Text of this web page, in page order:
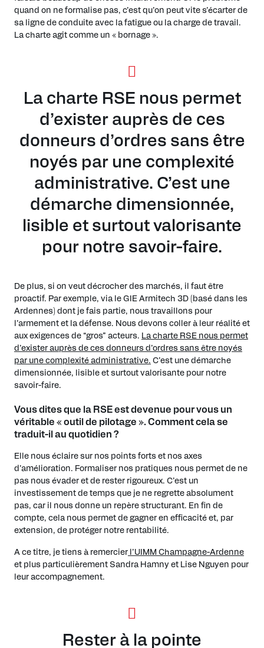
quand on ne formalise pas, c’est qu’on peut vite s’écarter de
sa ligne de conduite avec la fatigue ou la charge de travail.
La charte agit comme un « bornage ».
La charte RSE nous permet
d’exister auprès de ces
donneurs d’ordres sans être
noyés par une complexité
administrative. C’est une
démarche dimensionnée,
lisible et surtout valorisante
pour notre savoir-faire.
De plus, si on veut décrocher des marchés, il faut être
proactif. Par exemple, via le GIE Armitech 3D (basé dans les
Ardennes) dont je fais partie, nous travaillons pour
l’armement et la défense. Nous devons coller à leur réalité et
aux exigences de “gros” acteurs. La charte RSE nous permet
d’exister auprès de ces donneurs d’ordres sans être noyés
par une complexité administrative. C’est une démarche
dimensionnée, lisible et surtout valorisante pour notre
savoir-faire.
Vous dites que la RSE est devenue pour vous un
véritable « outil de pilotage ». Comment cela se
traduit-il au quotidien ?
Elle nous éclaire sur nos points forts et nos axes
d’amélioration. Formaliser nos pratiques nous permet de ne
pas nous évader et de rester rigoureux. C’est un
investissement de temps que je ne regrette absolument
pas, car il nous donne un repère structurant. En fin de
compte, cela nous permet de gagner en efficacité et, par
extension, de protéger notre rentabilité.
A ce titre, je tiens à remercier l’UIMM Champagne-Ardenne
et plus particulièrement Sandra Hamny et Lise Nguyen pour
leur accompagnement.
Rester à la pointe